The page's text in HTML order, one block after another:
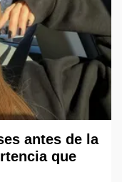
antes de la
que